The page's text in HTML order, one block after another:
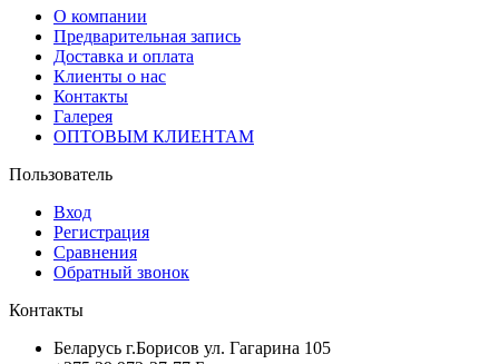
О компании
Предварительная запись
Доставка и оплата
Клиенты о нас
Контакты
Галерея
ОПТОВЫМ КЛИЕНТАМ
Пользователь
Вход
Регистрация
Сравнения
Обратный звонок
Контакты
Беларусь г.Борисов ул. Гагарина 105